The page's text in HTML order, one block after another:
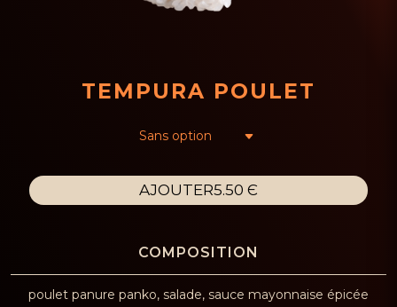
TEMPURA POULET
AJOUTER5.50 Є
poulet panure panko, salade, sauce mayonnaise épicée